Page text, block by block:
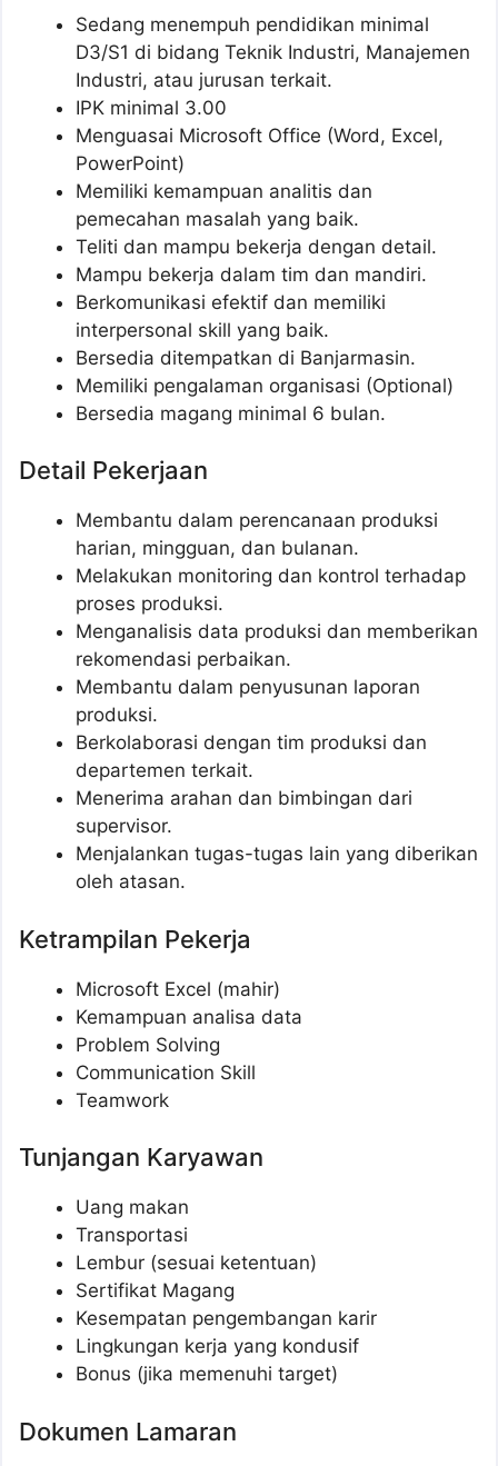
Sedang menempuh pendidikan minimal
D3/S1 di bidang Teknik Industri, Manajemen
Industri, atau jurusan terkait.
IPK minimal 3.00
Menguasai Microsoft Office (Word, Excel,
PowerPoint)
Memiliki kemampuan analitis dan
pemecahan masalah yang baik.
Teliti dan mampu bekerja dengan detail.
Mampu bekerja dalam tim dan mandiri.
Berkomunikasi efektif dan memiliki
interpersonal skill yang baik.
Bersedia ditempatkan di Banjarmasin.
Memiliki pengalaman organisasi (Optional)
Bersedia magang minimal 6 bulan.
Detail Pekerjaan
Membantu dalam perencanaan produksi
harian, mingguan, dan bulanan.
Melakukan monitoring dan kontrol terhadap
proses produksi.
Menganalisis data produksi dan memberikan
rekomendasi perbaikan.
Membantu dalam penyusunan laporan
produksi.
Berkolaborasi dengan tim produksi dan
departemen terkait.
Menerima arahan dan bimbingan dari
supervisor.
Menjalankan tugas-tugas lain yang diberikan
oleh atasan.
Ketrampilan Pekerja
Microsoft Excel (mahir)
Kemampuan analisa data
Problem Solving
Communication Skill
Teamwork
Tunjangan Karyawan
Uang makan
Transportasi
Lembur (sesuai ketentuan)
Sertifikat Magang
Kesempatan pengembangan karir
Lingkungan kerja yang kondusif
Bonus (jika memenuhi target)
Dokumen Lamaran